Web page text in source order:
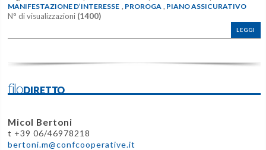
MANIFESTAZIONE D’INTERESSE
PROROGA PIANO ASSICURATIVO
N° di visualizzazioni (1400)
LEGGI
filoDIRETTO
Micol Bertoni
t +39 06/46978218
bertoni.m@confcooperative.it